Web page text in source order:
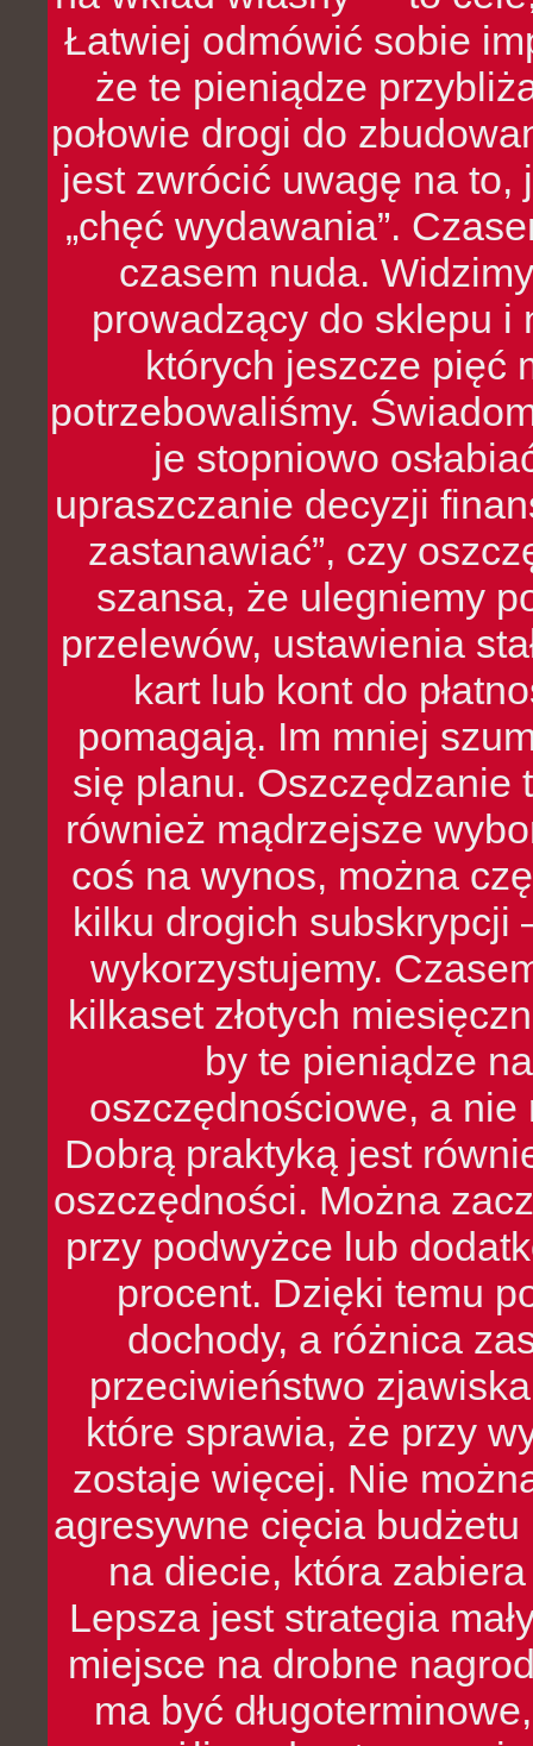
Łatwiej odmówić sobie
że te pieniądze
połowie drogi do
jest zwrócić uwagę na to,
„chęć wydawania”.
czasem nuda.
prowadzący do sklepu i
których jeszcze pięć
potrzebowaliśmy.
je stopniowo
upraszczanie decyzji
zastanawiać”, czy
szansa, że ulegniemy
przelewów, ustawienia
kart lub kont do
pomagają. Im mniej
się planu. Oszczędzanie
również mądrzejsze
coś na wynos, można
kilku drogich subskrypcji
wykorzystujemy.
kilkaset złotych
by te pieniądze
oszczędnościowe, a nie
Dobrą praktyką jest
oszczędności. Można
przy podwyżce lub
procent. Dzięki temu
dochody, a różnica
przeciwieństwo
które sprawia, że przy
zostaje więcej. Nie
agresywne cięcia
na diecie, która
Lepsza jest strategia
miejsce na drobne
ma być